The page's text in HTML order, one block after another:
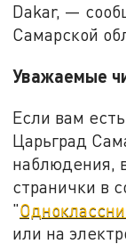
Dakar, —
Самарской
Уважаемые
Если вам
Царьград
наблюдения,
странички в
"
или на